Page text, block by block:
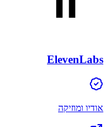
ElevenLabs
אודיו ומוזיקה